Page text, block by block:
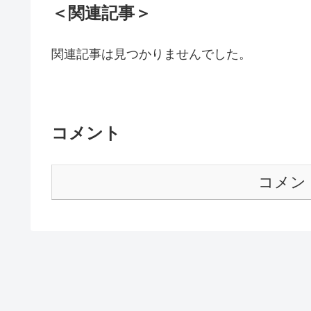
＜関連記事＞
関連記事は見つかりませんでした。
コメント
コメン